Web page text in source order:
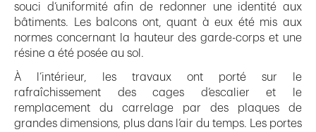
souci d’uniformité afin de redonner une identité aux
bâtiments. Les balcons ont, quant à eux été mis aux
normes concernant la hauteur des garde-corps et une
résine a été posée au sol.
À l’intérieur, les travaux ont porté sur le
rafraîchissement des cages d’escalier et le
remplacement du carrelage par des plaques de
grandes dimensions, plus dans l’air du temps. Les portes